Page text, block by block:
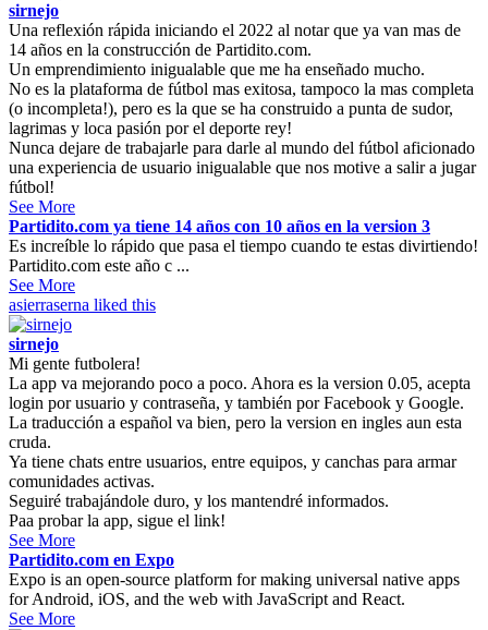
sirnejo
Una reflexión rápida iniciando el 2022 al notar que ya van mas de
14 años en la construcción de Partidito.com.
Un emprendimiento inigualable que me ha enseñado mucho.
No es la plataforma de fútbol mas exitosa, tampoco la mas completa
(o incompleta!), pero es la que se ha construido a punta de sudor,
lagrimas y loca pasión por el deporte rey!
Nunca dejare de trabajarle para darle al mundo del fútbol aficionado
una experiencia de usuario inigualable que nos motive a salir a jugar
fútbol!
See More
Partidito.com ya tiene 14 años con 10 años en la version 3
Es increíble lo rápido que pasa el tiempo cuando te estas divirtiendo!
Partidito.com este año c ...
See More
asierraserna liked this
sirnejo
Mi gente futbolera!
La app va mejorando poco a poco. Ahora es la version 0.05, acepta
login por usuario y contraseña, y también por Facebook y Google.
La traducción a español va bien, pero la version en ingles aun esta
cruda.
Ya tiene chats entre usuarios, entre equipos, y canchas para armar
comunidades activas.
Seguiré trabajándole duro, y los mantendré informados.
Paa probar la app, sigue el link!
See More
Partidito.com en Expo
Expo is an open-source platform for making universal native apps
for Android, iOS, and the web with JavaScript and React.
See More